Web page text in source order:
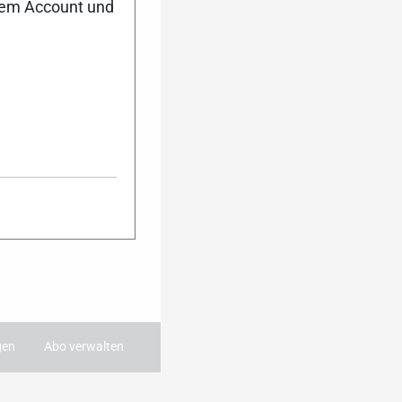
auf dem
melde dich
an. Während
Abo verwalten
Account und